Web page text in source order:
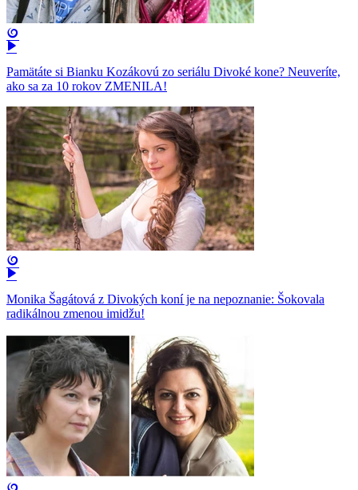
Pamätáte si Bianku Kozákovú zo seriálu Divoké kone? Neuveríte,
ako sa za 10 rokov ZMENILA!
Monika Šagátová z Divokých koní je na nepoznanie: Šokovala
radikálnou zmenou imidžu!